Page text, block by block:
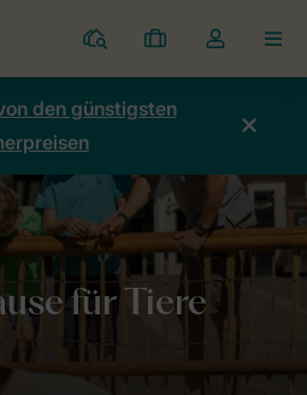
Ferienparks
Meine
Buchungen
Dropdown-
Menü
Kontos
den günstigsten
Gesunde Natur Ein Zuhause für Tiere